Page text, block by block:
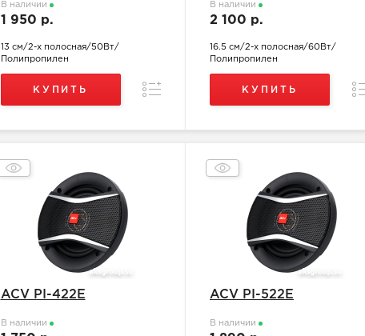
В наличии
1 950 р.
13 см/2-х полосная/50Вт/
Полипропилен
КУПИТЬ Сравнение
В наличии
2 100 р.
16.5 см/2-х полосная/60Вт/
Полипропилен
КУПИТЬ
ACV PI-422E
В наличии
ACV PI-522E
В наличии